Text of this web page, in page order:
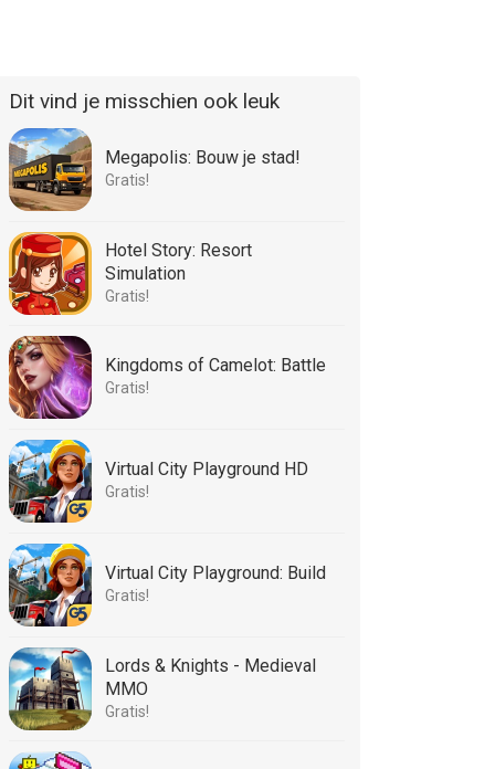
Dit vind je misschien ook leuk
Megapolis: Bouw je stad!
Gratis!
Hotel Story: Resort
Simulation
Gratis!
Kingdoms of Camelot: Battle
Gratis!
Virtual City Playground HD
Gratis!
Virtual City Playground: Build
Gratis!
Lords & Knights - Medieval
MMO
Gratis!